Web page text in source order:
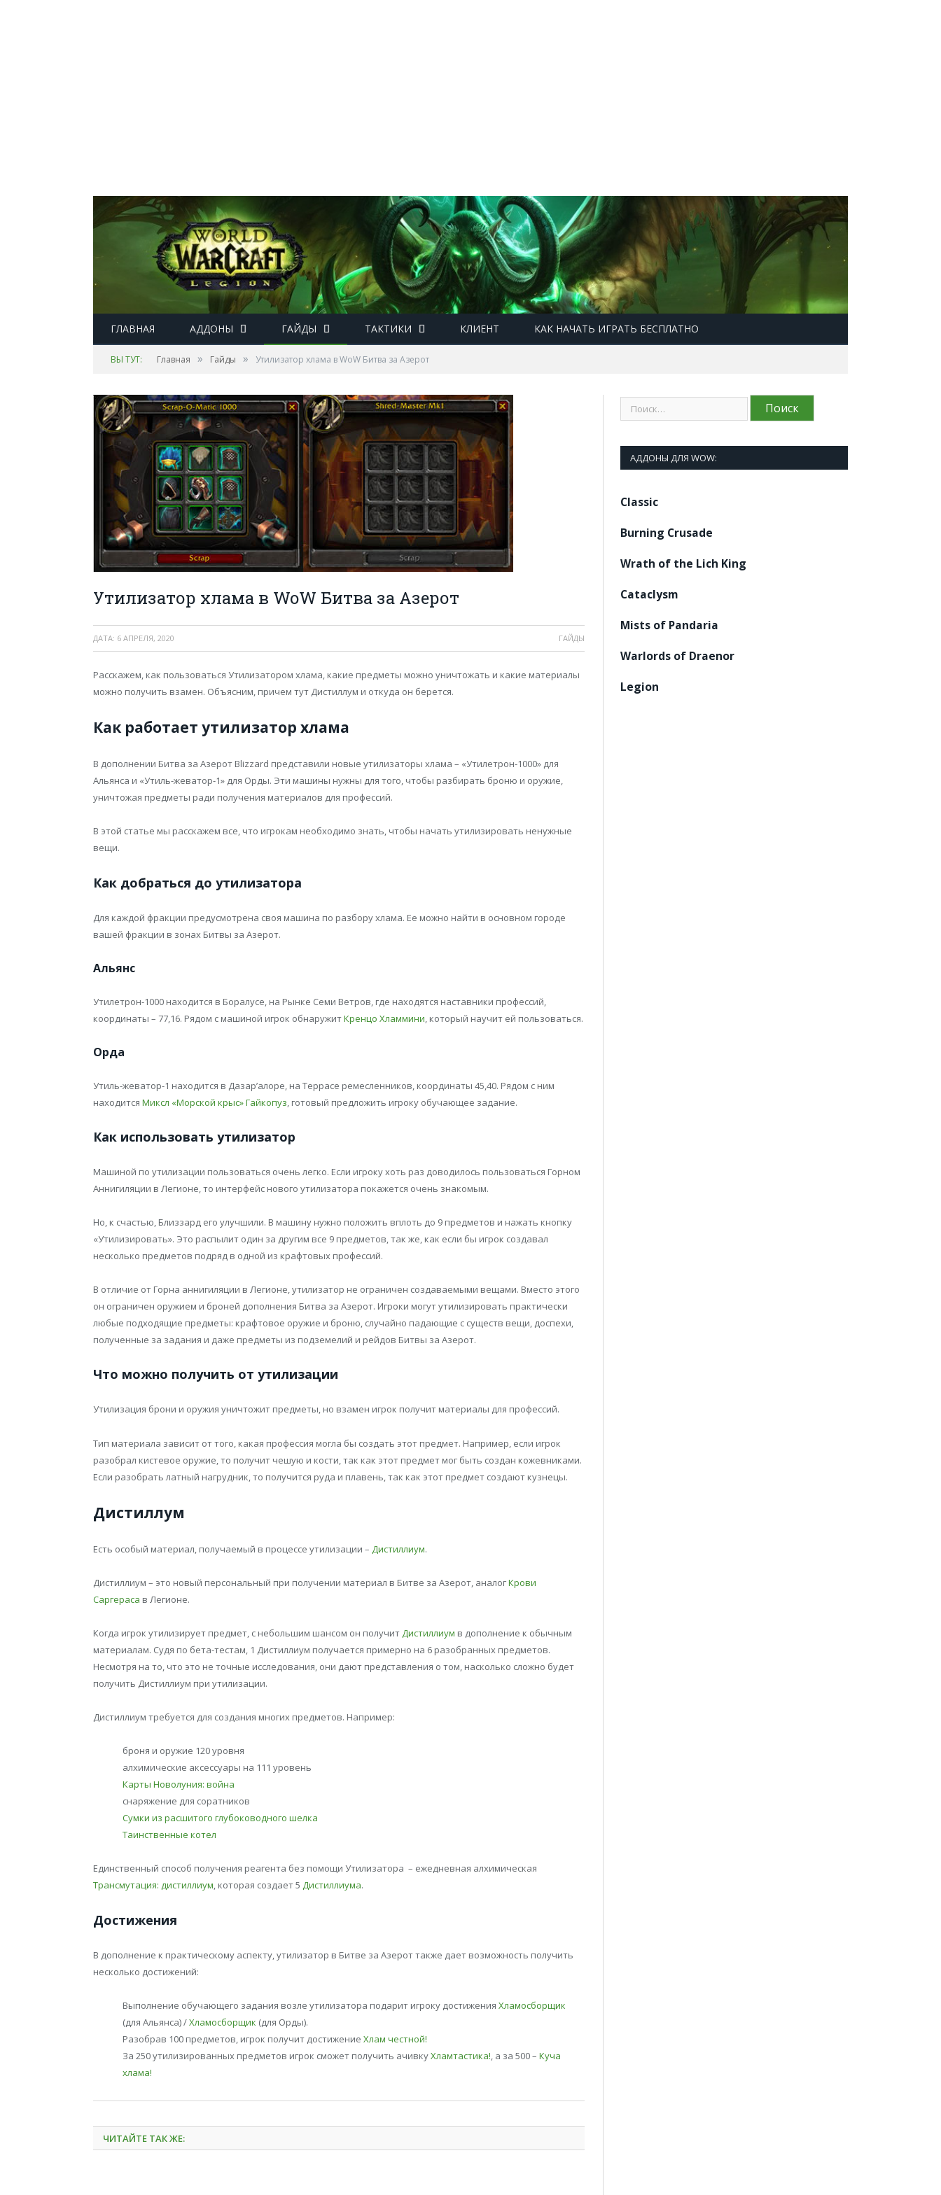
ГЛАВНАЯ АДДОНЫ ГАЙДЫ ТАКТИКИ КЛИЕНТ КАК НАЧАТЬ ИГРАТЬ БЕСПЛАТНО
ВЫ ТУТ: Главная » Гайды » Утилизатор хлама в WoW Битва за Азерот
Утилизатор хлама в WoW Битва за Азерот
ДАТА: 6 АПРЕЛЯ, 2020 ГАЙДЫ
Расскажем, как пользоваться Утилизатором хлама, какие предметы можно уничтожать и какие материалы
можно получить взамен. Объясним, причем тут Дистиллум и откуда он берется.
Как работает утилизатор хлама
В дополнении Битва за Азерот Blizzard представили новые утилизаторы хлама – «Утилетрон-1000» для
Альянса и «Утиль-жеватор-1» для Орды. Эти машины нужны для того, чтобы разбирать броню и оружие,
уничтожая предметы ради получения материалов для профессий.
В этой статье мы расскажем все, что игрокам необходимо знать, чтобы начать утилизировать ненужные
вещи.
Как добраться до утилизатора
Для каждой фракции предусмотрена своя машина по разбору хлама. Ее можно найти в основном городе
вашей фракции в зонах Битвы за Азерот.
Альянс
Утилетрон-1000 находится в Боралусе, на Рынке Семи Ветров, где находятся наставники профессий,
координаты – 77,16. Рядом с машиной игрок обнаружитКренцо Хламмини, который научит ей пользоваться.
Орда
Утиль-жеватор-1 находится в Дазар’алоре, на Террасе ремесленников, координаты 45,40. Рядом с ним
находится Миксл «Морской крыс» Гайкопуз, готовый предложить игроку обучающее задание.
Как использовать утилизатор
Машиной по утилизации пользоваться очень легко. Если игроку хоть раз доводилось пользоваться Горном
Аннигиляции в Легионе, то интерфейс нового утилизатора покажется очень знакомым.
Но, к счастью, Близзард его улучшили. В машину нужно положить вплоть до 9 предметов и нажать кнопку
«Утилизировать». Это распылит один за другим все 9 предметов, так же, как если бы игрок создавал
несколько предметов подряд в одной из крафтовых профессий.
В отличие от Горна аннигиляции в Легионе, утилизатор не ограничен создаваемыми вещами. Вместо этого
он ограничен оружием и броней дополнения Битва за Азерот. Игроки могут утилизировать практически
любые подходящие предметы: крафтовое оружие и броню, случайно падающие с существ вещи, доспехи,
полученные за задания и даже предметы из подземелий и рейдов Битвы за Азерот.
Что можно получить от утилизации
Утилизация брони и оружия уничтожит предметы, но взамен игрок получит материалы для профессий.
Тип материала зависит от того, какая профессия могла бы создать этот предмет. Например, если игрок
разобрал кистевое оружие, то получит чешую и кости, так как этот предмет мог быть создан кожевниками.
Если разобрать латный нагрудник, то получится руда и плавень, так как этот предмет создают кузнецы.
Дистиллум
Есть особый материал, получаемый в процессе утилизации – Дистиллиум.
Дистиллиум – это новый персональный при получении материал в Битве за Азерот, аналогКрови
Саргераса в Легионе.
Когда игрок утилизирует предмет, с небольшим шансом он получитДистиллиум в дополнение к обычным
материалам. Судя по бета-тестам, 1 Дистиллиум получается примерно на 6 разобранных предметов.
Несмотря на то, что это не точные исследования, они дают представления о том, насколько сложно будет
получить Дистиллиум при утилизации.
Дистиллиум требуется для создания многих предметов. Например:
броня и оружие 120 уровня
алхимические аксессуары на 111 уровень
Карты Новолуния: война
снаряжение для соратников
Сумки из расшитого глубоководного шелка
Таинственные котел
Единственный способ получения реагента без помощи Утилизатора – ежедневная алхимическая
Трансмутация: дистиллиум, которая создает 5 Дистиллиума.
Достижения
В дополнение к практическому аспекту, утилизатор в Битве за Азерот также дает возможность получить
несколько достижений:
Выполнение обучающего задания возле утилизатора подарит игроку достижения Хламосборщик
(для Альянса) /Хламосборщик (для Орды).
Разобрав 100 предметов, игрок получит достижение Хлам честной!
За 250 утилизированных предметов игрок сможет получить ачивкуХламтастика!, а за 500 – Куча
хлама!
ЧИТАЙТЕ ТАК ЖЕ:
АДДОНЫ ДЛЯ WOW:
Classic
Burning Crusade
Wrath of the Lich King
Cataclysm
Mists of Pandaria
Warlords of Draenor
Legion